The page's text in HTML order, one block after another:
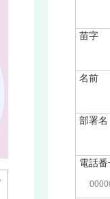
苗字
名前
部署名
電話番